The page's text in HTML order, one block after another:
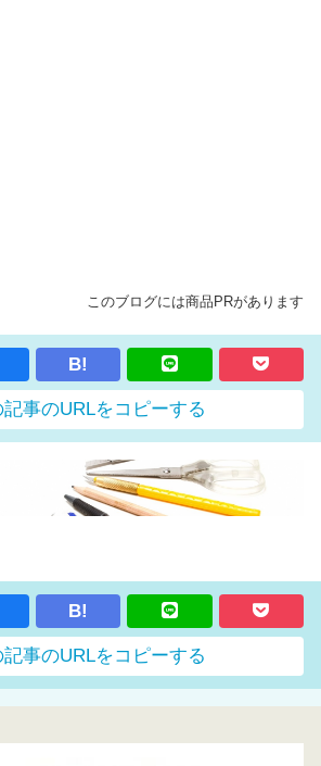
このブログには商品PRがあります
B!
事のURLをコピーする
B!
事のURLをコピーする